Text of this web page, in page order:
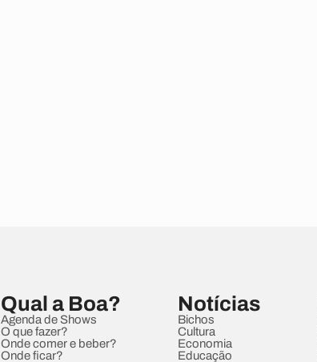
Qual a Boa?
Agenda de Shows
O que fazer?
Onde comer e beber?
Onde ficar?
Notícias
Bichos
Cultura
Economia
Educação